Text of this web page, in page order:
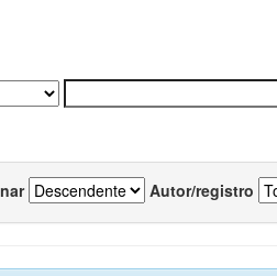
Autor/registro